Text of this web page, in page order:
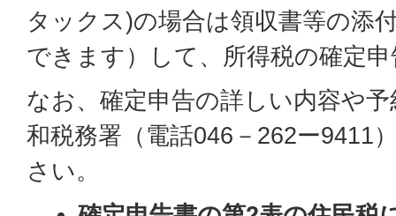
タックス)の場合は領収書等の添
できます）して、所得税の確定
なお、確定申告の詳しい内容や
和税務署（電話046－262ー9411
さい。